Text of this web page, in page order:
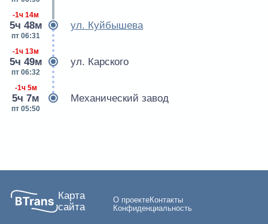
-1ч 14м
5ч 48м
пт 06:31
ул. Куйбышева
-1ч 13м
5ч 49м
пт 06:32
ул. Карского
-1ч 5м
5ч 7м
пт 05:50
Механический завод
Карта
сайта
О проектеКонтакты
Конфиденциальность